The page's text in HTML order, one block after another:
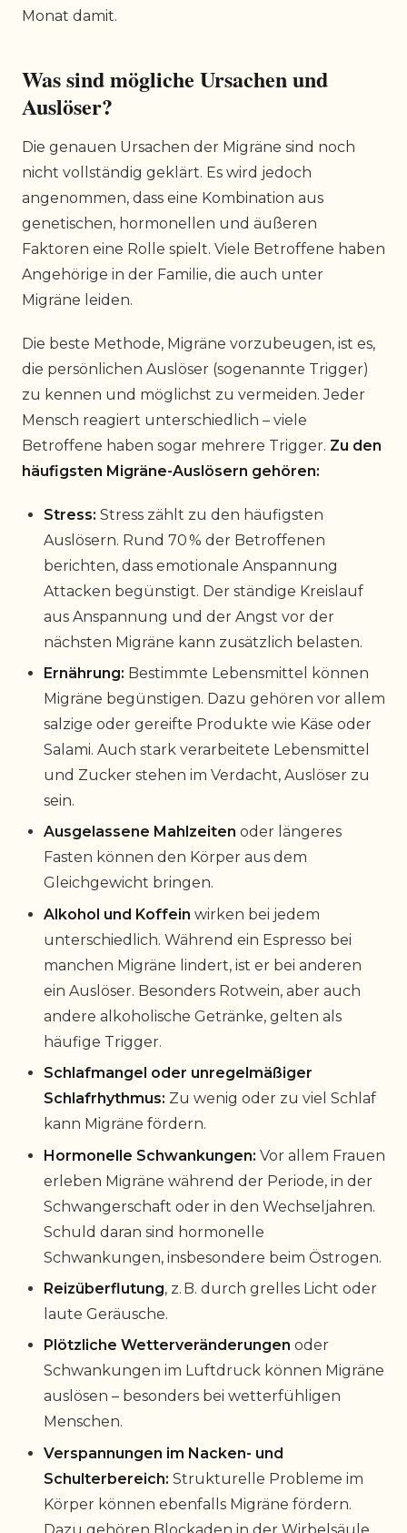
Monat damit.
Was sind mögliche Ursachen und
Auslöser?
Die genauen Ursachen der Migräne sind noch
nicht vollständig geklärt. Es wird jedoch
angenommen, dass eine Kombination aus
genetischen, hormonellen und äußeren
Faktoren eine Rolle spielt. Viele Betroffene haben
Angehörige in der Familie, die auch unter
Migräne leiden.
Die beste Methode, Migräne vorzubeugen, ist es,
die persönlichen Auslöser (sogenannte Trigger)
zu kennen und möglichst zu vermeiden. Jeder
Mensch reagiert unterschiedlich – viele
Betroffene haben sogar mehrere Trigger. Zu den
häufigsten Migräne-Auslösern gehören:
Stress: Stress zählt zu den häufigsten
Auslösern. Rund 70 % der Betroffenen
berichten, dass emotionale Anspannung
Attacken begünstigt. Der ständige Kreislauf
aus Anspannung und der Angst vor der
nächsten Migräne kann zusätzlich belasten.
Ernährung: Bestimmte Lebensmittel können
Migräne begünstigen. Dazu gehören vor allem
salzige oder gereifte Produkte wie Käse oder
Salami. Auch stark verarbeitete Lebensmittel
und Zucker stehen im Verdacht, Auslöser zu
sein.
Ausgelassene Mahlzeiten oder längeres
Fasten können den Körper aus dem
Gleichgewicht bringen.
Alkohol und Koffein wirken bei jedem
unterschiedlich. Während ein Espresso bei
manchen Migräne lindert, ist er bei anderen
ein Auslöser. Besonders Rotwein, aber auch
andere alkoholische Getränke, gelten als
häufige Trigger.
Schlafmangel oder unregelmäßiger
Schlafrhythmus: Zu wenig oder zu viel Schlaf
kann Migräne fördern.
Hormonelle Schwankungen: Vor allem Frauen
erleben Migräne während der Periode, in der
Schwangerschaft oder in den Wechseljahren.
Schuld daran sind hormonelle
Schwankungen, insbesondere beim Östrogen.
Reizüberflutung, z. B. durch grelles Licht oder
laute Geräusche.
Plötzliche Wetterveränderungen oder
Schwankungen im Luftdruck können Migräne
auslösen – besonders bei wetterfühligen
Menschen.
Verspannungen im Nacken- und
Schulterbereich: Strukturelle Probleme im
Körper können ebenfalls Migräne fördern.